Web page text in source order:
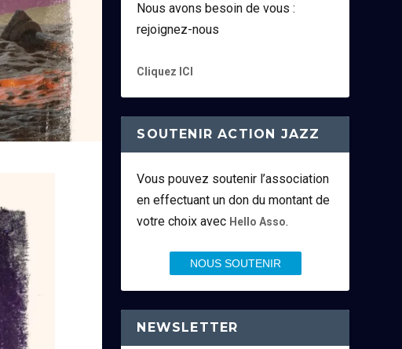
Nous avons besoin de vous :
rejoignez-nous
Cliquez ICI
SOUTENIR ACTION JAZZ
Vous pouvez soutenir l’association
en effectuant un don du montant de
votre choix avec Hello Asso.
NOUS SOUTENIR
NEWSLETTER